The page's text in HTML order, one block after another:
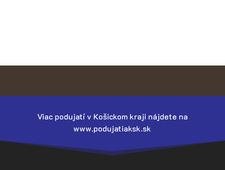
Viac podujatí v Košickom kraji nájdete na
www.podujatiaksk.sk